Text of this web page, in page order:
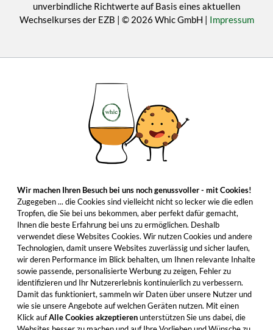
unverbindliche Richtwerte auf Basis eines aktuellen
Wechselkurses der EZB | © 2026 Whic GmbH | Impressum
Wir machen Ihren Besuch bei uns noch genussvoller - mit Cookies!
Zugegeben ... die Cookies sind vielleicht nicht so lecker wie die edlen
Tropfen, die Sie bei uns bekommen, aber perfekt dafür gemacht,
Ihnen die beste Erfahrung bei uns zu ermöglichen. Deshalb
verwendet diese Websites Cookies. Wir nutzen Cookies und andere
Technologien, damit unsere Websites zuverlässig und sicher laufen,
wir deren Performance im Blick behalten, um Ihnen relevante Inhalte
sowie passende, personalisierte Werbung zu zeigen, Fehler zu
identifizieren und Ihr Nutzererlebnis kontinuierlich zu verbessern.
Damit das funktioniert, sammeln wir Daten über unsere Nutzer und
wie sie unsere Angebote auf welchen Geräten nutzen. Mit einen
Klick aufAlle Cookies akzeptierenunterstützen Sie uns dabei, die